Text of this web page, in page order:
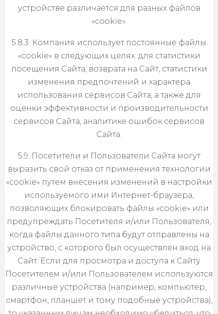
устройстве различается для разных файлов
«cookie».
5.8.3. Компания использует постоянные файлы
«cookie» в следующих целях: для статистики
посещения Сайта, возврата на Сайт, статистики
изменения предпочтений и характера
использования сервисов Сайта, а также для
оценки эффективности и производительности
сервисов Сайта, аналитике ошибок сервисов
Сайта.
5.9. Посетители и Пользователи Сайта могут
выразить свой отказ от применения технологии
«cookie» путем внесения изменений в настройки
используемого ими Интернет-браузера,
позволяющих блокировать файлы «cookie» или
предупреждать Посетителя и/или Пользователя,
когда файлы данного типа будут отправлены на
устройство, с которого был осуществлен вход на
Сайт. Если для просмотра и доступа к Сайту
Посетителем и/или Пользователем используются
различные устройства (например, компьютер,
смартфон, планшет и тому подобные устройства),